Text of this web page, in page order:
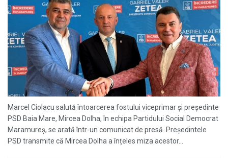
Marcel Ciolacu salută întoarcerea fostului viceprimar și președinte
PSD Baia Mare, Mircea Dolha, în echipa Partidului Social Democrat
Maramureș, se arată într-un comunicat de presă. Președintele
PSD transmite că Mircea Dolha a înțeles miza acestor...